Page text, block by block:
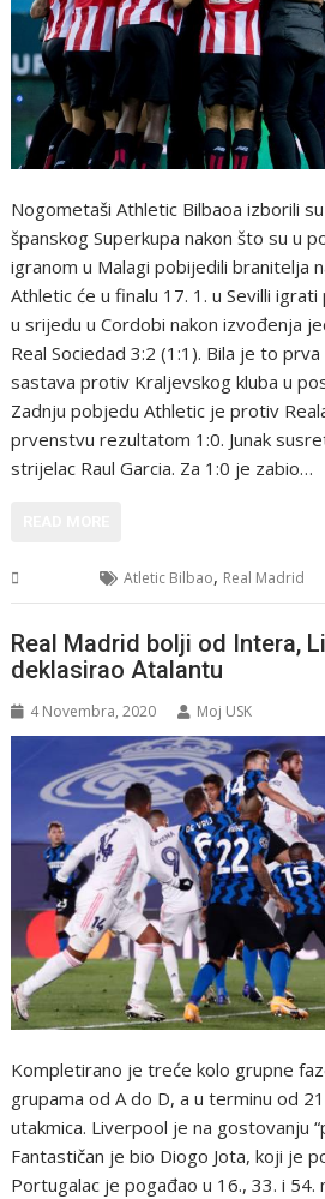
Nogometaši Athletic Bilbaoa izborili
španskog Superkupa nakon što su u
igranom u Malagi pobijedili branitelja
Athletic će u finalu 17. 1. u Sevilli
u srijedu u Cordobi nakon izvođenja
Real Sociedad 3:2 (1:1). Bila je to
sastava protiv Kraljevskog kluba u
Zadnju pobjedu Athletic je protiv
prvenstvu rezultatom 1:0. Junak
strijelac Raul Garcia. Za 1:0 je zabio…
Atletic Bilbao, Real Madrid
Real Madrid bolji od Intera,
deklasirao Atalantu
4 Novembra, 2020 Moj USK
Kompletirano je treće kolo grupne
grupama od A do D, a u terminu od
utakmica. Liverpool je na gostovanju
Fantastičan je bio Diogo Jota, koji je
Portugalac je pogađao u 16., 33. i 54.